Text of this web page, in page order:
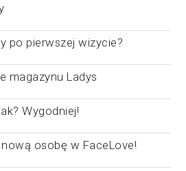
po pierwszej wizycie?
magazynu Ladys
Wygodniej!
osobę w FaceLove!